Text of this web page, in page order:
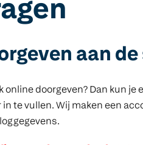
aan
doorgeven? Dan kun je
te vullen. Wij maken een